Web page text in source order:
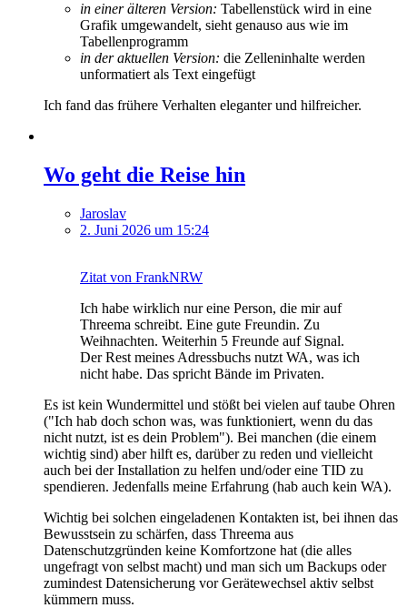
in einer älteren Version: Tabellenstück wird in eine
Grafik umgewandelt, sieht genauso aus wie im
Tabellenprogramm
in der aktuellen Version: die Zelleninhalte werden
unformatiert als Text eingefügt
Ich fand das frühere Verhalten eleganter und hilfreicher.
Wo geht die Reise hin
Jaroslav
2. Juni 2026 um 15:24
Zitat von FrankNRW
Ich habe wirklich nur eine Person, die mir auf
Threema schreibt. Eine gute Freundin. Zu
Weihnachten. Weiterhin 5 Freunde auf Signal.
Der Rest meines Adressbuchs nutzt WA, was ich
nicht habe. Das spricht Bände im Privaten.
Es ist kein Wundermittel und stößt bei vielen auf taube Ohren
("Ich hab doch schon was, was funktioniert, wenn du das
nicht nutzt, ist es dein Problem"). Bei manchen (die einem
wichtig sind) aber hilft es, darüber zu reden und vielleicht
auch bei der Installation zu helfen und/oder eine TID zu
spendieren. Jedenfalls meine Erfahrung (hab auch kein WA).
Wichtig bei solchen eingeladenen Kontakten ist, bei ihnen das
Bewusstsein zu schärfen, dass Threema aus
Datenschutzgründen keine Komfortzone hat (die alles
ungefragt von selbst macht) und man sich um Backups oder
zumindest Datensicherung vor Gerätewechsel aktiv selbst
kümmern muss.